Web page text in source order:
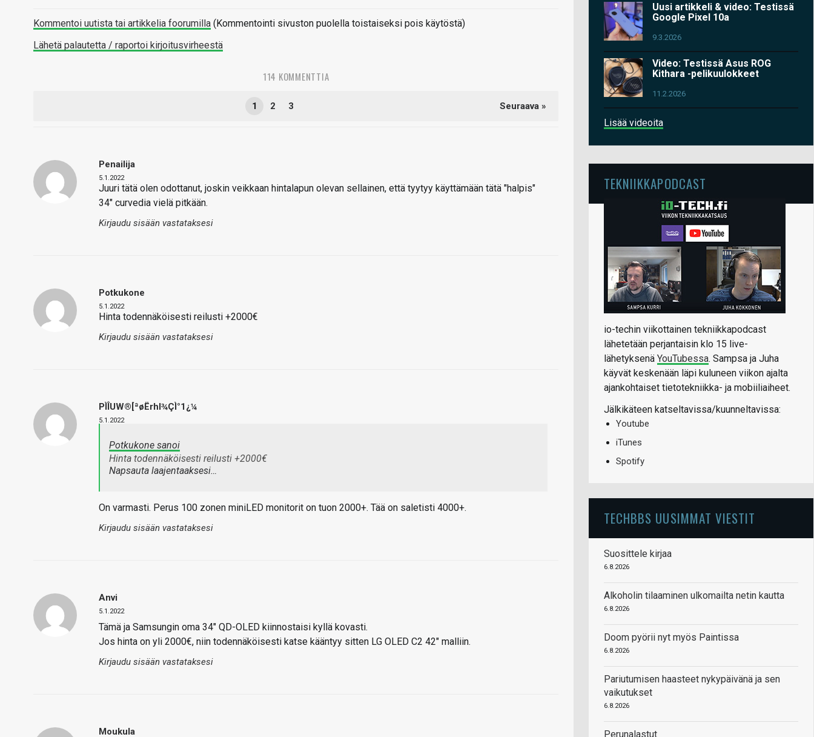
Kommentoi uutista tai artikkelia foorumilla (Kommentointi sivuston puolella toistaiseksi pois käytöstä)
Lähetä palautetta / raportoi kirjoitusvirheestä
114 KOMMENTTIA
1 2 3 Seuraava »
Penailija
5.1.2022
Juuri tätä olen odottanut, joskin veikkaan hintalapun olevan sellainen, että tyytyy käyttämään tätä "halpis"
34" curvedia vielä pitkään.
Kirjaudu sisään vastataksesi
Potkukone
5.1.2022
Hinta todennäköisesti reilusti +2000€
Kirjaudu sisään vastataksesi
PÌÎUW®[ªøËrhl¾ÇÌ°1¿¼
5.1.2022
Potkukone sanoi
Hinta todennäköisesti reilusti +2000€
Napsauta laajentaaksesi…
On varmasti. Perus 100 zonen miniLED monitorit on tuon 2000+. Tää on saletisti 4000+.
Kirjaudu sisään vastataksesi
Anvi
5.1.2022
Tämä ja Samsungin oma 34″ QD-OLED kiinnostaisi kyllä kovasti.
Jos hinta on yli 2000€, niin todennäköisesti katse kääntyy sitten LG OLED C2 42″ malliin.
Kirjaudu sisään vastataksesi
Moukula
Uusi artikkeli & video: Testissä
Google Pixel 10a
9.3.2026
Video: Testissä Asus ROG
Kithara -pelikuulokkeet
11.2.2026
Lisää videoita
TEKNIIKKAPODCAST
io-techin viikottainen tekniikkapodcast
lähetetään perjantaisin klo 15 live-
lähetyksenä YouTubessa. Sampsa ja Juha
käyvät keskenään läpi kuluneen viikon ajalta
ajankohtaiset tietotekniikka- ja mobiiliaiheet.
Jälkikäteen katseltavissa/kuunneltavissa:
Youtube
iTunes
Spotify
TECHBBS UUSIMMAT VIESTIT
Suosittele kirjaa
6.8.2026
Alkoholin tilaaminen ulkomailta netin kautta
6.8.2026
Doom pyörii nyt myös Paintissa
6.8.2026
Pariutumisen haasteet nykypäivänä ja sen
vaikutukset
6.8.2026
Perunalastut